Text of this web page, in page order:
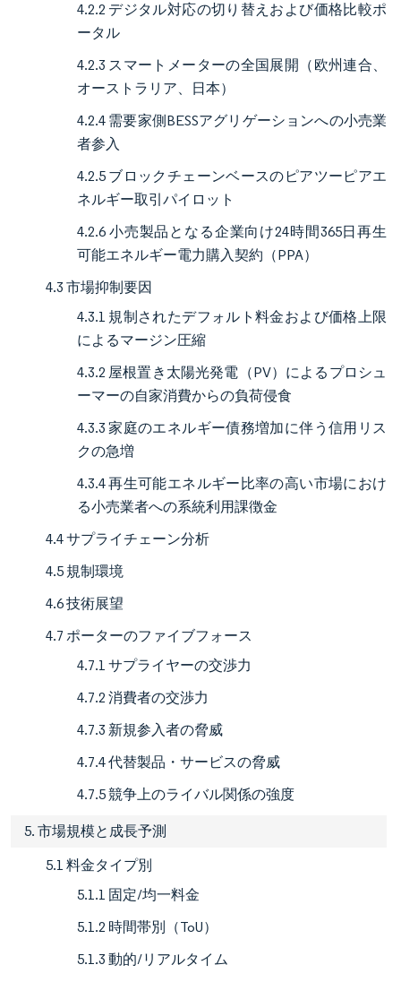
4.2.2 デジタル対応の切り替えおよび価格比較ポ
ータル
4.2.3 スマートメーターの全国展開（欧州連合、
オーストラリア、日本）
4.2.4 需要家側BESSアグリゲーションへの小売業
者参入
4.2.5 ブロックチェーンベースのピアツーピアエ
ネルギー取引パイロット
4.2.6 小売製品となる企業向け24時間365日再生
可能エネルギー電力購入契約（PPA）
4.3 市場抑制要因
4.3.1 規制されたデフォルト料金および価格上限
によるマージン圧縮
4.3.2 屋根置き太陽光発電（PV）によるプロシュ
ーマーの自家消費からの負荷侵食
4.3.3 家庭のエネルギー債務増加に伴う信用リス
クの急増
4.3.4 再生可能エネルギー比率の高い市場におけ
る小売業者への系統利用課徴金
4.4 サプライチェーン分析
4.5 規制環境
4.6 技術展望
4.7 ポーターのファイブフォース
4.7.1 サプライヤーの交渉力
4.7.2 消費者の交渉力
4.7.3 新規参入者の脅威
4.7.4 代替製品・サービスの脅威
4.7.5 競争上のライバル関係の強度
5. 市場規模と成長予測
5.1 料金タイプ別
5.1.1 固定/均一料金
5.1.2 時間帯別（ToU）
5.1.3 動的/リアルタイム